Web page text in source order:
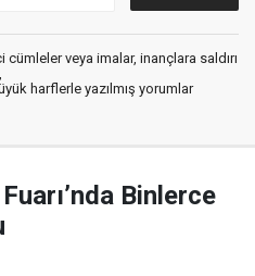
veya imalar, inançlara saldırı
harflerle yazılmış yorumlar
Binlerce